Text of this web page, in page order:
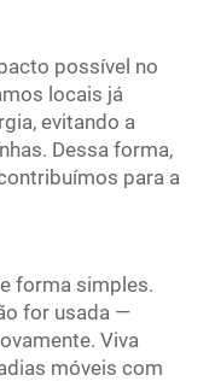
possível no
locais já
evitando a
Dessa forma,
para a
forma simples.
for usada —
Viva
móveis com